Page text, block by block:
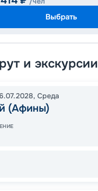
Выбрать
и экскурсии
, Среда
(Афины)